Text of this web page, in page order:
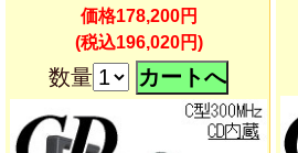
価格178,200円
(税込196,020円)
数量